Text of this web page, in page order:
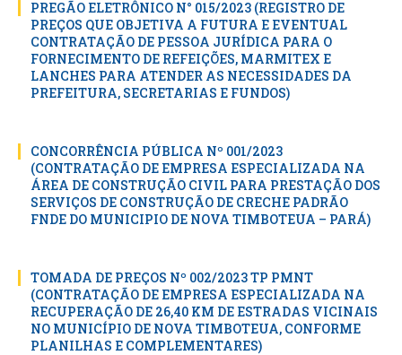
PREGÃO ELETRÔNICO N° 015/2023 (REGISTRO DE
PREÇOS QUE OBJETIVA A FUTURA E EVENTUAL
CONTRATAÇÃO DE PESSOA JURÍDICA PARA O
FORNECIMENTO DE REFEIÇÕES, MARMITEX E
LANCHES PARA ATENDER AS NECESSIDADES DA
PREFEITURA, SECRETARIAS E FUNDOS)
CONCORRÊNCIA PÚBLICA Nº 001/2023
(CONTRATAÇÃO DE EMPRESA ESPECIALIZADA NA
ÁREA DE CONSTRUÇÃO CIVIL PARA PRESTAÇÃO DOS
SERVIÇOS DE CONSTRUÇÃO DE CRECHE PADRÃO
FNDE DO MUNICIPIO DE NOVA TIMBOTEUA – PARÁ)
TOMADA DE PREÇOS Nº 002/2023 TP PMNT
(CONTRATAÇÃO DE EMPRESA ESPECIALIZADA NA
RECUPERAÇÃO DE 26,40 KM DE ESTRADAS VICINAIS
NO MUNICÍPIO DE NOVA TIMBOTEUA, CONFORME
PLANILHAS E COMPLEMENTARES)